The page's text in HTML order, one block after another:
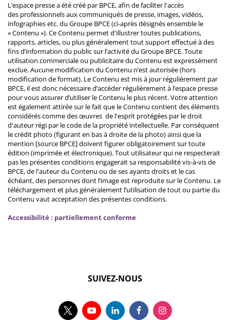
L’espace presse a été créé par BPCE, afin de faciliter l'accès
des professionnels aux communiqués de presse, images, vidéos,
infographies etc. du Groupe BPCE (ci-après désignés ensemble le
« Contenu »). Ce Contenu permet d'illustrer toutes publications,
rapports, articles, ou plus généralement tout support effectué à des
fins d’information du public sur l’activité du Groupe BPCE. Toute
utilisation commerciale ou publicitaire du Contenu est expressément
exclue. Aucune modification du Contenu n’est autorisée (hors
modification de format). Le Contenu est mis à jour régulièrement par
BPCE, il est donc nécessaire d’accéder régulièrement à l’espace presse
pour vous assurer d’utiliser le Contenu le plus récent. Votre attention
est également attirée sur le fait que le Contenu contient des éléments
considérés comme des œuvres de l'esprit protégées par le droit
d'auteur régi par le code de la propriété intellectuelle. Par conséquent
le crédit photo (figurant en bas à droite de la photo) ainsi que la
mention [source BPCE] doivent figurer obligatoirement sur toute
édition (imprimée et électronique). Tout utilisateur qui ne respecterait
pas les présentes conditions engagerait sa responsabilité vis-à-vis de
BPCE, de l'auteur du Contenu ou de ses ayants droits et le cas
échéant, des personnes dont l’image est reproduite sur le Contenu. Le
téléchargement et plus généralement l’utilisation de tout ou partie du
Contenu vaut acceptation des présentes conditions.
Accessibilité : partiellement conforme
SUIVEZ-NOUS